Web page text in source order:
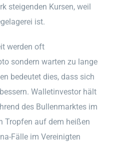
steigenden Kursen, weil
ist.
werden oft
sondern warten zu lange
bedeutet dies, dass sich
Walletinvestor hält
des Bullenmarktes im
Tropfen auf dem heißen
Fälle im Vereinigten